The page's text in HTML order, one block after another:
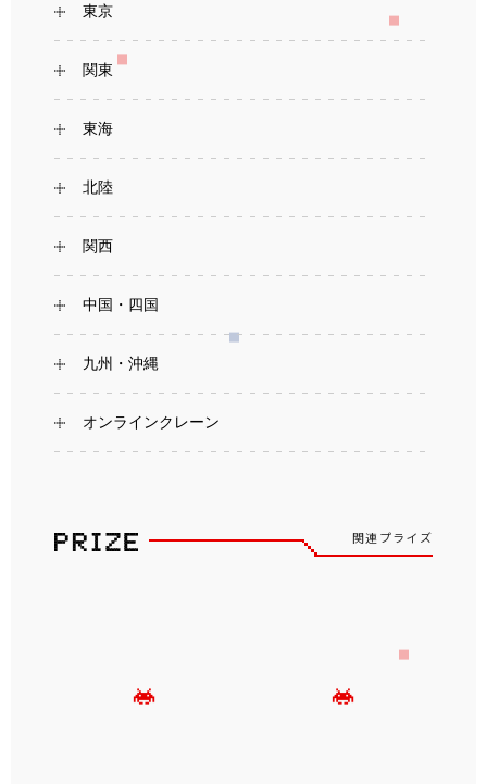
東京
関東
東海
北陸
関西
中国・四国
九州・沖縄
オンラインクレーン
関連プライズ